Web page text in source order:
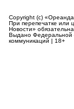
Copyright (c)
При перепечатке или
Новости»
Выдано Федеральной
коммуникаций | 18+